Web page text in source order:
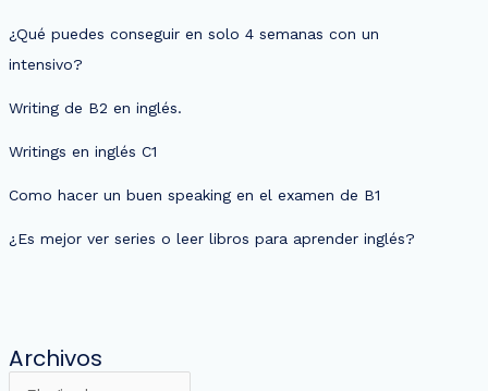
¿Qué puedes conseguir en solo 4 semanas con un
intensivo?
Writing de B2 en inglés.
Writings en inglés C1
Como hacer un buen speaking en el examen de B1
¿Es mejor ver series o leer libros para aprender inglés?
Archivos